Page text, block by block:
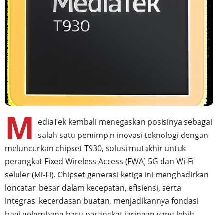
M
ediaTek kembali menegaskan posisinya sebagai
salah satu pemimpin inovasi teknologi dengan
meluncurkan chipset T930, solusi mutakhir untuk
perangkat Fixed Wireless Access (FWA) 5G dan Wi-Fi
seluler (Mi-Fi). Chipset generasi ketiga ini menghadirkan
loncatan besar dalam kecepatan, efisiensi, serta
integrasi kecerdasan buatan, menjadikannya fondasi